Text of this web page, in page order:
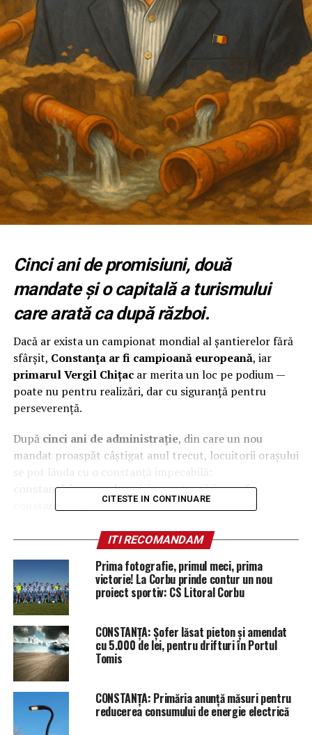
Cinci ani de promisiuni, două
mandate și o capitală a turismului
care arată ca după război.
Dacă ar exista un campionat mondial al șantierelor fără
sfârșit, Constanța ar fi campioană europeană, iar
primarul Vergil Chițacar merita un loc pe podium —
poate nu pentru realizări, dar cu siguranță pentru
perseverență.
După cinci ani de administrație, din care un nou
mandat proaspăt câștigat anul trecut, locuitorii orașului
se pot lăuda cu o constanță impecabilă:
constanță în nemulțumiri, constanță în praf,
constanță în promisiuni.
Străzi sparte, nervi întinși și
asfalt în vacanță permanentă
Oricine se aventurează astăzi prin oraș are parte de o
experiență urbană completă: suspans, obstacole și un
pic de off-road. Fie că ești șofer, pieton sau biciclist
curajos,Constanța îți oferă zilnic senzația unică de a
juca într-un reality-show numit “Supraviețuiește
printre gropi”
Promisiunea „Constanța – oraș european” s-a
transformat, între timp, într-o glumă locală amară. Pe
CITESTE IN CONTINUARE
ITI RECOMANDAM
Prima fotografie, primul meci, prima
victorie! La Corbu prinde contur un nou
proiect sportiv: CS Litoral Corbu
CONSTANȚA: Șofer lăsat pieton și amendat
cu 5.000 de lei, pentru drifturi în Portul
Tomis
CONSTANȚA: Primăria anunță măsuri pentru
reducerea consumului de energie electrică